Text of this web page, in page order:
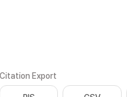
Citation Export